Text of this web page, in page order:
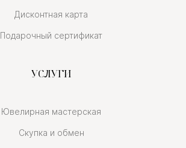
Дисконтная карта
Подарочный сертификат
УСЛУГИ
Ювелирная мастерская
Скупка и обмен